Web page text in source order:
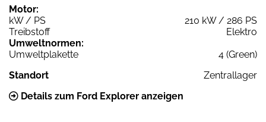
Motor:
kW / PS
210 kW / 286 PS
Treibstoff
Elektro
Umweltnormen:
Umweltplakette
4 (Green)
Standort
Zentrallager
Details zum Ford Explorer anzeigen